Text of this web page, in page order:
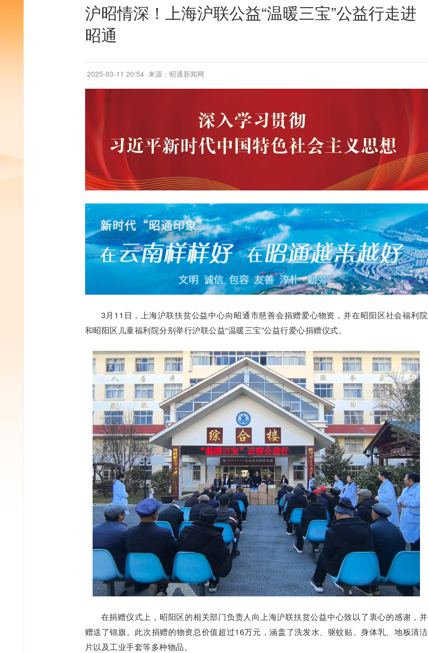
沪昭情深！上海沪联公益“温暖三宝”公益行走进
昭通
2025-03-11 20:54 来源：昭通新闻网
3月11日，上海沪联扶贫公益中心向昭通市慈善会捐赠爱心物资，并在昭阳区社会福利院
和昭阳区儿童福利院分别举行沪联公益“温暖三宝”公益行爱心捐赠仪式。
在捐赠仪式上，昭阳区的相关部门负责人向上海沪联扶贫公益中心致以了衷心的感谢，并
赠送了锦旗。此次捐赠的物资总价值超过16万元，涵盖了洗发水、驱蚊贴、身体乳、地板清洁
片以及工业手套等多种物品。